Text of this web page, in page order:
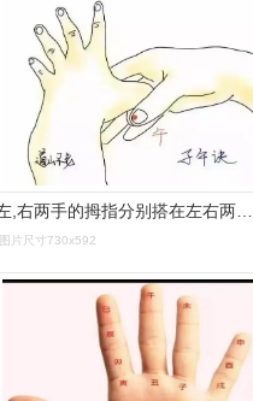
左,右两手的拇指分别搭在左右两手的"子","午"部位,故而为"子午诀"
图片尺寸730x592